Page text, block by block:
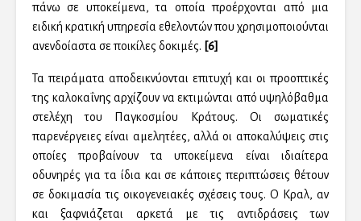
πάνω σε υποκείμενα, τα οποία προέρχονται από μια
ειδική κρατική υπηρεσία εθελοντών που χρησιμοποιούνται
ανενδοίαστα σε ποικίλες δοκιμές. [6]
Τα πειράματα αποδεικνύονται επιτυχή και οι προοπτικές
της καλοκαΐνης αρχίζουν να εκτιμώνται από υψηλόβαθμα
στελέχη του Παγκοσμίου Κράτους. Οι σωματικές
παρενέργειες είναι αμελητέες, αλλά οι αποκαλύψεις στις
οποίες προβαίνουν τα υποκείμενα είναι ιδιαίτερα
οδυνηρές για τα ίδια και σε κάποιες περιπτώσεις θέτουν
σε δοκιμασία τις οικογενειακές σχέσεις τους. Ο Κραλ, αν
και ξαφνιάζεται αρκετά με τις αντιδράσεις των